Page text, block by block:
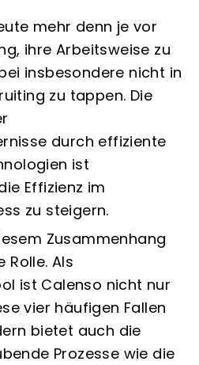
mehr denn je vor
ihre Arbeitsweise zu
insbesondere nicht in
zu tappen. Die
durch effiziente
ist
Effizienz im
zu steigern.
Zusammenhang
Rolle. Als
ist Calenso nicht nur
vier häufigen Fallen
bietet auch die
Prozesse wie die